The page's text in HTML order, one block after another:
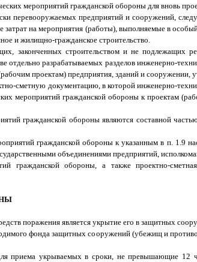
мероприятий гражданской обороны для вновь
перевооружаемых предприятий и сооружений,
затрат на мероприятия (работы), выполняемые в
и жилищно-гражданское строительство.
законченных строительством и не подлежащих
отдельно разрабатываемых разделов инженерно-
проектам) предприятия, зданий и
сметную документацию, в которой инженерно-
мероприятий гражданской обороны к проектам
гражданской обороны являются составной
гражданской обороны к указанным в п. 1.9
объединениями предприятий,
гражданской обороны, а также проектно-
поражения является укрытие его в защитных
фонда защитных сооружений (убежищ и
приема укрываемых в сроки, не превышающие